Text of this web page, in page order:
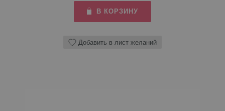
В КОРЗИНУ
Добавить в лист желаний